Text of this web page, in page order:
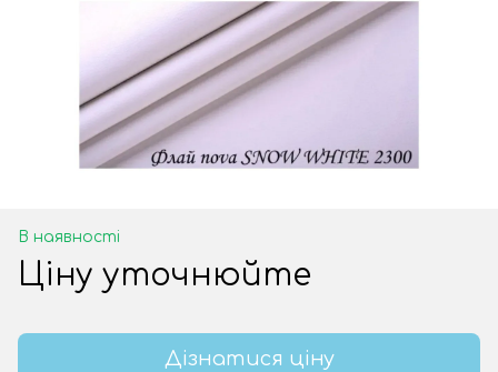
В наявності
Ціну уточнюйте
Дізнатися ціну